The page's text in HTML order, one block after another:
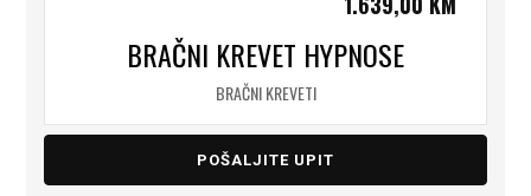
BRAČNI KREVET HYPNOSE
BRAČNI KREVETI
POŠALJITE UPIT